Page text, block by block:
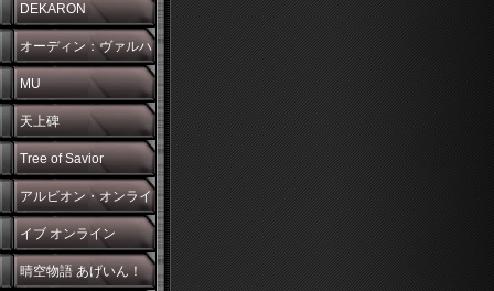
DEKARON
オーディン：ヴァルハ
ラ・ライジング
MU
天上碑
Tree of Savior
アルビオン・オンライ
ン
イブ オンライン
晴空物語 あげいん！